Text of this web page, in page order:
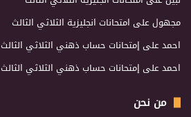
مجهولعلى امتحانات انجليزية الثلاثي الثالث
احمدعلى إمتحانات حساب ذهني الثلاثي الثالث
احمدعلى إمتحانات حساب ذهني الثلاثي الثالث
من نحن